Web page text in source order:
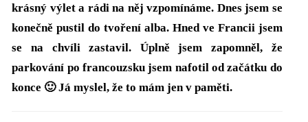
krásný výlet a rádi na něj vzpomínáme. Dnes jsem se
konečně pustil do tvoření alba. Hned ve Francii jsem
se na chvíli zastavil. Úplně jsem zapomněl, že
parkování po francouzsku jsem nafotil od začátku do
konce 🙂 Já myslel, že to mám jen v paměti.